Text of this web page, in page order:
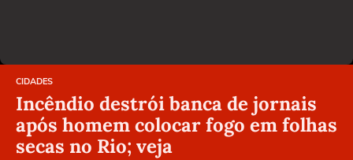
CIDADES
Incêndio destrói banca de jornais
após homem colocar fogo em folhas
secas no Rio; veja